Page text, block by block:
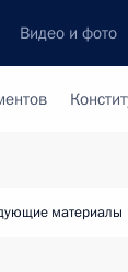
Видео и фото
материалы